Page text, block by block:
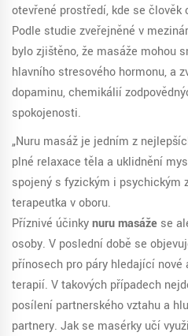
otevřené prostředí, kde se člověk
Podle studie zveřejněné v
bylo zjištěno, že masáže mohou
hlavního stresového hormonu, a
dopaminu, chemikálií
spokojenosti.
„Nuru masáž je jedním z
plné relaxace těla a uklidnění
spojený s fyzickým i psychickým
terapeutka v oboru.
Příznivé účinkynuru masáže se
osoby. V poslední době se
přínosech pro páry hledající
terapií. V takových případech
posílení partnerského vztahu a
partnery. Jak se masérky učí